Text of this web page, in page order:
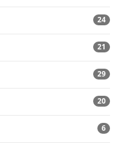
24
21
29
20
6